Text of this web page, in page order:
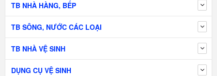
TB NHÀ HÀNG, BẾP
TB SÔNG, NƯỚC CÁC LOẠI
TB NHÀ VỆ SINH
DỤNG CỤ VỆ SINH